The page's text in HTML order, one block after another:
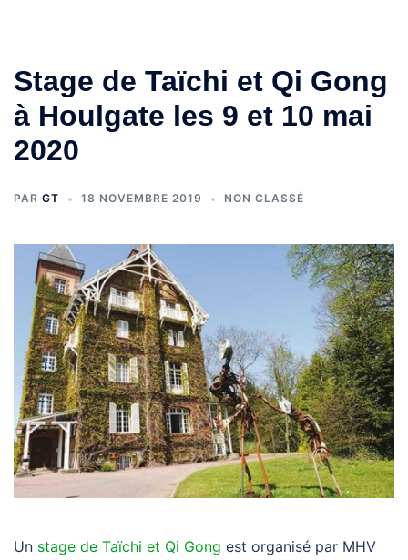
Stage de Taïchi et Qi Gong
à Houlgate les 9 et 10 mai
2020
PAR GT 18 NOVEMBRE 2019 NON CLASSÉ
Un stage de Taïchi et Qi Gong est organisé par MHV